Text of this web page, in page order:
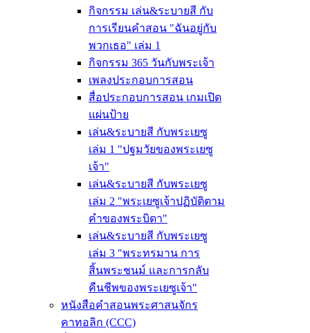
กิจกรรม เล่น&ระบายสี กับ
การเรียนคำสอน "ฉันอยู่กับ
พวกเธอ" เล่ม 1
กิจกรรม 365 วันกับพระเจ้า
เพลงประกอบการสอน
สื่อประกอบการสอน เกมเปิด
แผ่นป้าย
เล่น&ระบายสี กับพระเยซู
เล่ม 1 "ปฐมวัยของพระเยซู
เจ้า"
เล่น&ระบายสี กับพระเยซู
เล่ม 2 "พระเยซูเจ้าปฏิบัติตาม
คำของพระบิดา"
เล่น&ระบายสี กับพระเยซู
เล่ม 3 "พระทรมาน การ
สิ้นพระชนม์ และการกลับ
คืนชีพของพระเยซูเจ้า"
หนังสือคำสอนพระศาสนจักร
คาทอลิก (CCC)